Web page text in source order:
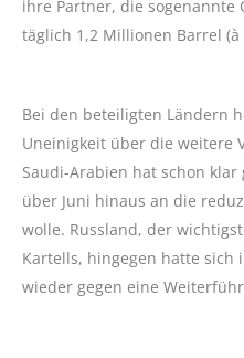
ihre Partner, die sogenannte
täglich 1,2 Millionen Barrel
Bei den beteiligten Ländern
Uneinigkeit über die weitere
Saudi-Arabien hat schon
über Juni hinaus an die
wolle. Russland, der
Kartells, hingegen hatte sich
wieder gegen eine